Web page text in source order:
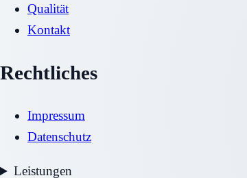
Qualität
Kontakt
Rechtliches
Impressum
Datenschutz
Leistungen